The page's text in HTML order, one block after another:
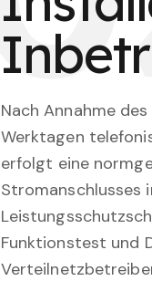
Nach Annahme
Werktagen
erfolgt eine
Stromanschlusses
Funktionstest und